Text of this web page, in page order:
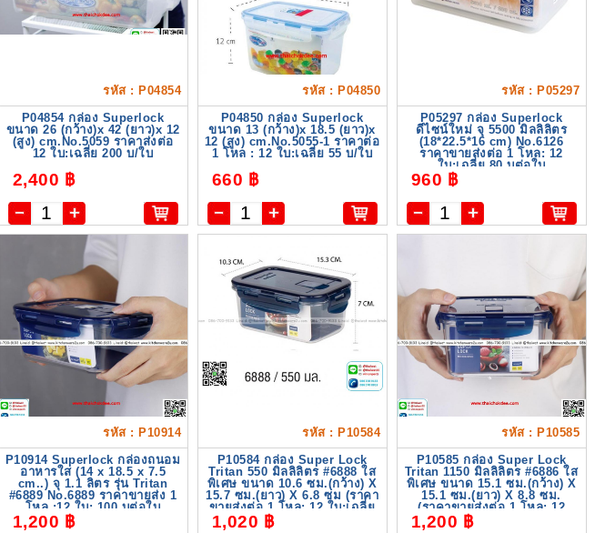
รหัส : P04854
P04854 กล่อง Superlock
ขนาด 26 (กว้าง)x 42 (ยาว)x 12
(สูง) cm.No.5059 ราคาส่งต่อ
12 ใบ:เฉลี่ย 200 บ/ใบ
2,400 ฿
รหัส : P04850
P04850 กล่อง Superlock
ขนาด 13 (กว้าง)x 18.5 (ยาว)x
12 (สูง) cm.No.5055-1 ราคาต่อ
1 โหล : 12 ใบ:เฉลี่ย 55 บ/ใบ
660 ฿
รหัส : P05297
P05297 กล่อง Superlock
ดีไซน์ใหม่ จุ 5500 มิลลิลิตร
(18*22.5*16 cm) No.6126
ราคาขายส่งต่อ 1 โหล: 12
ใบ:เฉลี่ย 80 บต่อใบ
960 ฿
รหัส : P10914
P10914 Superlock กล่องถนอม
อาหารใส (14 x 18.5 x 7.5
cm..) จุ 1.1 ลิตร รุ่น Tritan
#6889 No.6889 ราคาขายส่ง 1
โหล :12 ใบ: 100 บต่อใบ
1,200 ฿
รหัส : P10584
P10584 กล่อง Super Lock
Tritan 550 มิลลิลิตร #6888 ใส
พิเศษ ขนาด 10.6 ซม.(กว้าง) X
15.7 ซม.(ยาว) X 6.8 ซม (ราคา
ขายส่งต่อ 1 โหล: 12 ใบ:เฉลี่ย
85 บต่อใบ)
1,020 ฿
รหัส : P10585
P10585 กล่อง Super Lock
Tritan 1150 มิลลิลิตร #6886 ใส
พิเศษ ขนาด 15.1 ซม.(กว้าง) X
15.1 ซม.(ยาว) X 8.8 ซม.
(ราคาขายส่งต่อ 1 โหล: 12
ใบ:เฉลี่ย 100 บต่อ
1,200 ฿